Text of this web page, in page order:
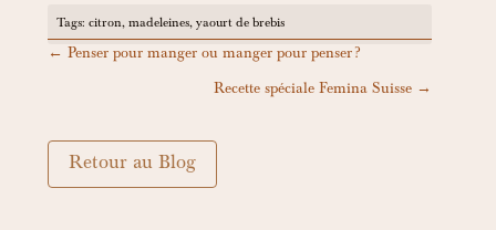
Tags:citron,madeleines,yaourt de brebis
←Penser pour manger ou manger pour penser ?
Recette spéciale Femina Suisse→
Retour au Blog